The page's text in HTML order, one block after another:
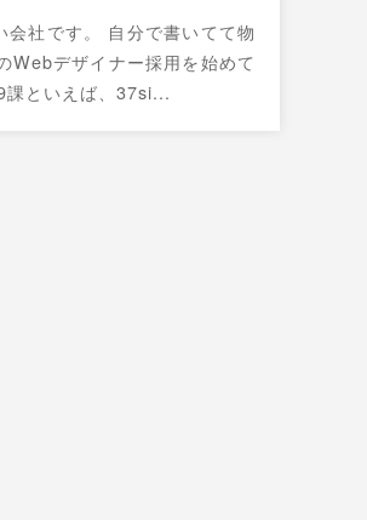
社です。 自分で書いてて物
Webデザイナー採用を始めて
課といえば、37si...